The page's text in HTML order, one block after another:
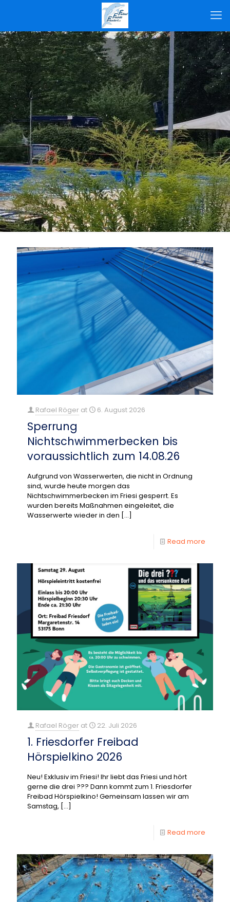
Rafael Röger at 6. August 2026
Sperrung
Nichtschwimmerbecken bis
voraussichtlich zum 14.08.26
Aufgrund von Wasserwerten, die nicht in Ordnung
sind, wurde heute morgen das
Nichtschwimmerbecken im Friesi gesperrt. Es
wurden bereits Maßnahmen eingeleitet, die
Wasserwerte wieder in den […]
Read more
Rafael Röger at 22. Juli 2026
1. Friesdorfer Freibad
Hörspielkino 2026
Neu! Exklusiv im Friesi! Ihr liebt das Friesi und hört
gerne die drei ??? Dann kommt zum 1. Friesdorfer
Freibad Hörspielkino! Gemeinsam lassen wir am
Samstag, […]
Read more